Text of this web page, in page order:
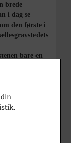
brede
i dag se
den første i
bare en
lade en finger